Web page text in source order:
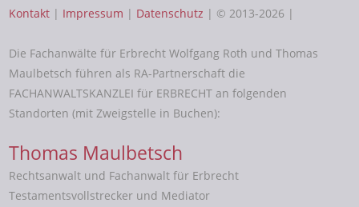
Kontakt | Impressum | Datenschutz | © 2013-2026 |
Die Fachanwälte für Erbrecht Wolfgang Roth und Thomas
Maulbetsch führen als RA-Partnerschaft die
FACHANWALTSKANZLEI für ERBRECHT an folgenden
Standorten (mit Zweigstelle in Buchen):
Thomas Maulbetsch
Rechtsanwalt und Fachanwalt für Erbrecht
Testamentsvollstrecker und Mediator